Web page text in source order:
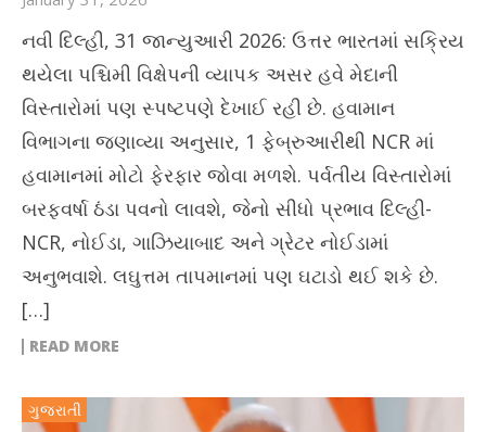
નવી દિલ્હી, 31 જાન્યુઆરી 2026: ઉત્તર ભારતમાં સક્રિય
થયેલા પશ્ચિમી વિક્ષેપની વ્યાપક અસર હવે મેદાની
વિસ્તારોમાં પણ સ્પષ્ટપણે દેખાઈ રહી છે. હવામાન
વિભાગના જણાવ્યા અનુસાર, 1 ફેબ્રુઆરીથી NCR માં
હવામાનમાં મોટો ફેરફાર જોવા મળશે. પર્વતીય વિસ્તારોમાં
બરફવર્ષા ઠંડા પવનો લાવશે, જેનો સીધો પ્રભાવ દિલ્હી-
NCR, નોઈડા, ગાઝિયાબાદ અને ગ્રેટર નોઈડામાં
અનુભવાશે. લઘુત્તમ તાપમાનમાં પણ ઘટાડો થઈ શકે છે.
[…]
READ MORE
ગુજરાતી